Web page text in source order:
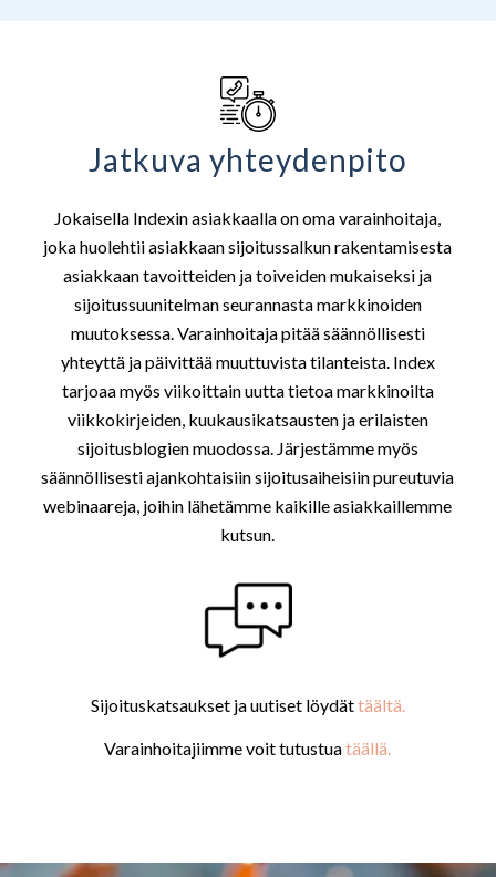
Jatkuva yhteydenpito
Jokaisella Indexin asiakkaalla on oma varainhoitaja,
joka huolehtii asiakkaan sijoitussalkun rakentamisesta
asiakkaan tavoitteiden ja toiveiden mukaiseksi ja
sijoitussuunitelman seurannasta markkinoiden
muutoksessa. Varainhoitaja pitää säännöllisesti
yhteyttä ja päivittää muuttuvista tilanteista. Index
tarjoaa myös viikoittain uutta tietoa markkinoilta
viikkokirjeiden, kuukausikatsausten ja erilaisten
sijoitusblogien muodossa. Järjestämme myös
säännöllisesti ajankohtaisiin sijoitusaiheisiin pureutuvia
webinaareja, joihin lähetämme kaikille asiakkaillemme
kutsun.
Sijoituskatsaukset ja uutiset löydättäältä.
Varainhoitajiimme voit tutustuatäällä.